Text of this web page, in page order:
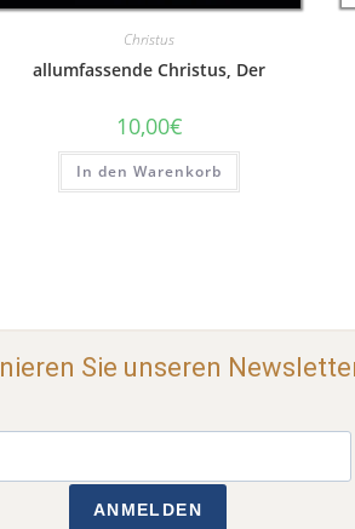
Christus
allumfassende Christus, Der
10,00€
In den Warenkorb
Sie unseren
ANMELDEN